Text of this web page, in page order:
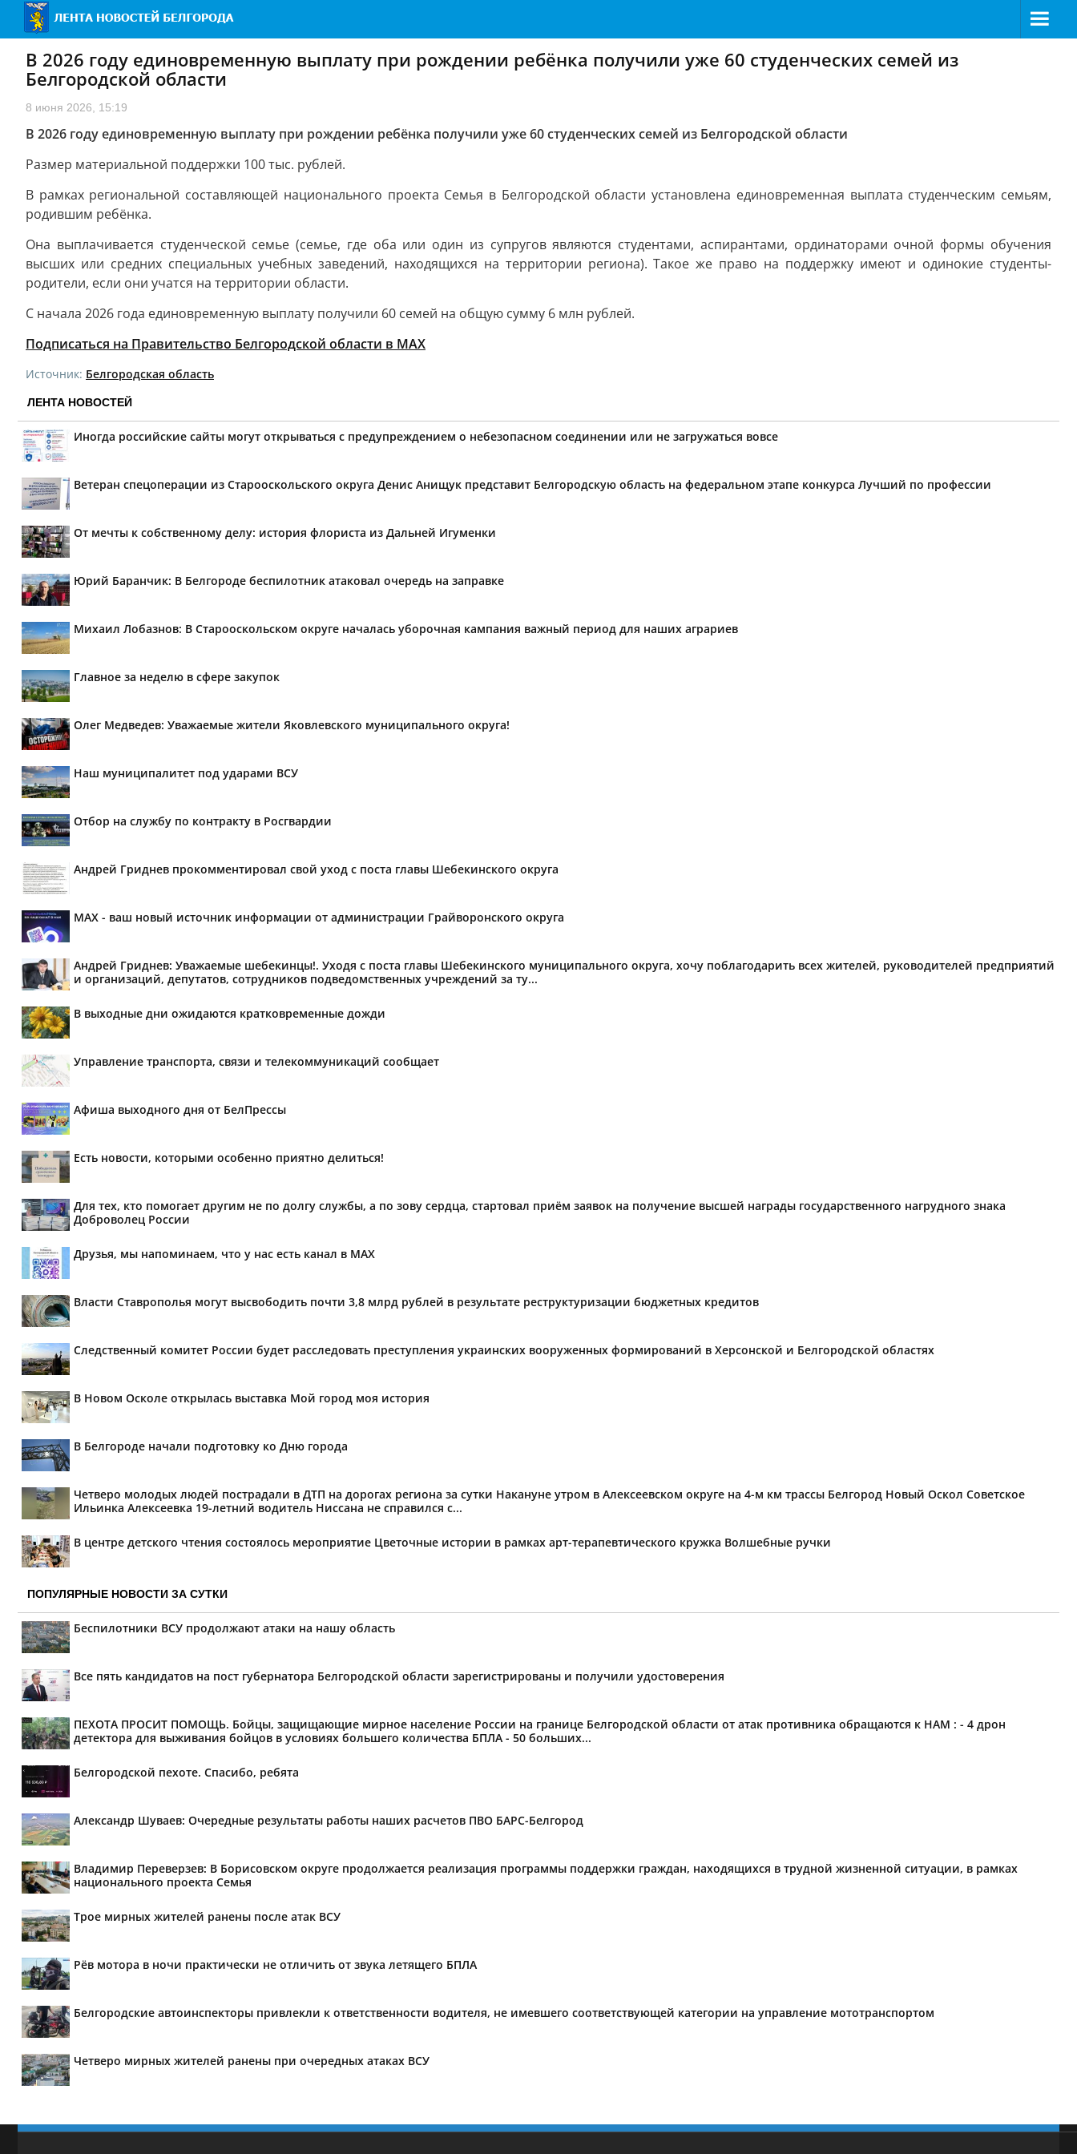
В 2026 году единовременную выплату при рождении ребёнка получили уже 60 студенческих семей из
Белгородской области
8 июня 2026, 15:19
В 2026 году единовременную выплату при рождении ребёнка получили уже 60 студенческих семей из Белгородской области
Размер материальной поддержки 100 тыс. рублей.
В рамках региональной составляющей национального проекта Семья в Белгородской области установлена единовременная выплата студенческим семьям,
родившим ребёнка.
Она выплачивается студенческой семье (семье, где оба или один из супругов являются студентами, аспирантами, ординаторами очной формы обучения
высших или средних специальных учебных заведений, находящихся на территории региона). Такое же право на поддержку имеют и одинокие студенты-
родители, если они учатся на территории области.
С начала 2026 года единовременную выплату получили 60 семей на общую сумму 6 млн рублей.
Подписаться на Правительство Белгородской области в MAX
Источник: Белгородская область
ЛЕНТА НОВОСТЕЙ
Иногда российские сайты могут открываться с предупреждением о небезопасном соединении или не загружаться вовсе
Ветеран спецоперации из Старооскольского округа Денис Анищук представит Белгородскую область на федеральном этапе конкурса Лучший по профессии
От мечты к собственному делу: история флориста из Дальней Игуменки
Юрий Баранчик: В Белгороде беспилотник атаковал очередь на заправке
Михаил Лобазнов: В Старооскольском округе началась уборочная кампания важный период для наших аграриев
Главное за неделю в сфере закупок
Олег Медведев: Уважаемые жители Яковлевского муниципального округа!
Наш муниципалитет под ударами ВСУ
Отбор на службу по контракту в Росгвардии
Андрей Гриднев прокомментировал свой уход с поста главы Шебекинского округа
MAX - ваш новый источник информации от администрации Грайворонского округа
Андрей Гриднев: Уважаемые шебекинцы!. Уходя с поста главы Шебекинского муниципального округа, хочу поблагодарить всех жителей, руководителей предприятий
и организаций, депутатов, сотрудников подведомственных учреждений за ту...
В выходные дни ожидаются кратковременные дожди
Управление транспорта, связи и телекоммуникаций сообщает
Афиша выходного дня от БелПрессы
Есть новости, которыми особенно приятно делиться!
Для тех, кто помогает другим не по долгу службы, а по зову сердца, стартовал приём заявок на получение высшей награды государственного нагрудного знака
Доброволец России
Друзья, мы напоминаем, что у нас есть канал в МАХ
Власти Ставрополья могут высвободить почти 3,8 млрд рублей в результате реструктуризации бюджетных кредитов
Следственный комитет России будет расследовать преступления украинских вооруженных формирований в Херсонской и Белгородской областях
В Новом Осколе открылась выставка Мой город моя история
В Белгороде начали подготовку ко Дню города
Четверо молодых людей пострадали в ДТП на дорогах региона за сутки Накануне утром в Алексеевском округе на 4-м км трассы Белгород Новый Оскол Советское
Ильинка Алексеевка 19-летний водитель Ниссана не справился с...
В центре детского чтения состоялось мероприятие Цветочные истории в рамках арт-терапевтического кружка Волшебные ручки
ПОПУЛЯРНЫЕ НОВОСТИ ЗА СУТКИ
Беспилотники ВСУ продолжают атаки на нашу область
Все пять кандидатов на пост губернатора Белгородской области зарегистрированы и получили удостоверения
ПЕХОТА ПРОСИТ ПОМОЩЬ. Бойцы, защищающие мирное население России на границе Белгородской области от атак противника обращаются к НАМ : - 4 дрон
детектора для выживания бойцов в условиях большего количества БПЛА - 50 больших...
Белгородской пехоте. Спасибо, ребята
Александр Шуваев: Очередные результаты работы наших расчетов ПВО БАРС-Белгород
Владимир Переверзев: В Борисовском округе продолжается реализация программы поддержки граждан, находящихся в трудной жизненной ситуации, в рамках
национального проекта Семья
Трое мирных жителей ранены после атак ВСУ
Рёв мотора в ночи практически не отличить от звука летящего БПЛА
Белгородские автоинспекторы привлекли к ответственности водителя, не имевшего соответствующей категории на управление мототранспортом
Четверо мирных жителей ранены при очередных атаках ВСУ